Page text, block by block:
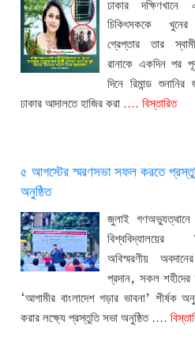
ঢাকার
চিকিৎসককে
গ্রেপ্তার তার
রানাকে একদিন পর
দিনে রিমান্ড
ঢাকার আদালতে হাজির করা.... বিস্তারিত
৫ আগস্টের স্মরণসভা সফল করতে
অনুষ্ঠিত
জুলাই গণঅভ্যুত্থানে
বিশ্ববিদ্যালয়ের
অবিস্মরণীয়
প্রদান, সকল শহীদের
‘আগামীর বাংলাদেশ গড়ার ভাবনা’ শীর্ষক
করার লক্ষ্যে প্রস্তুতি সভা অনুষ্ঠিত....